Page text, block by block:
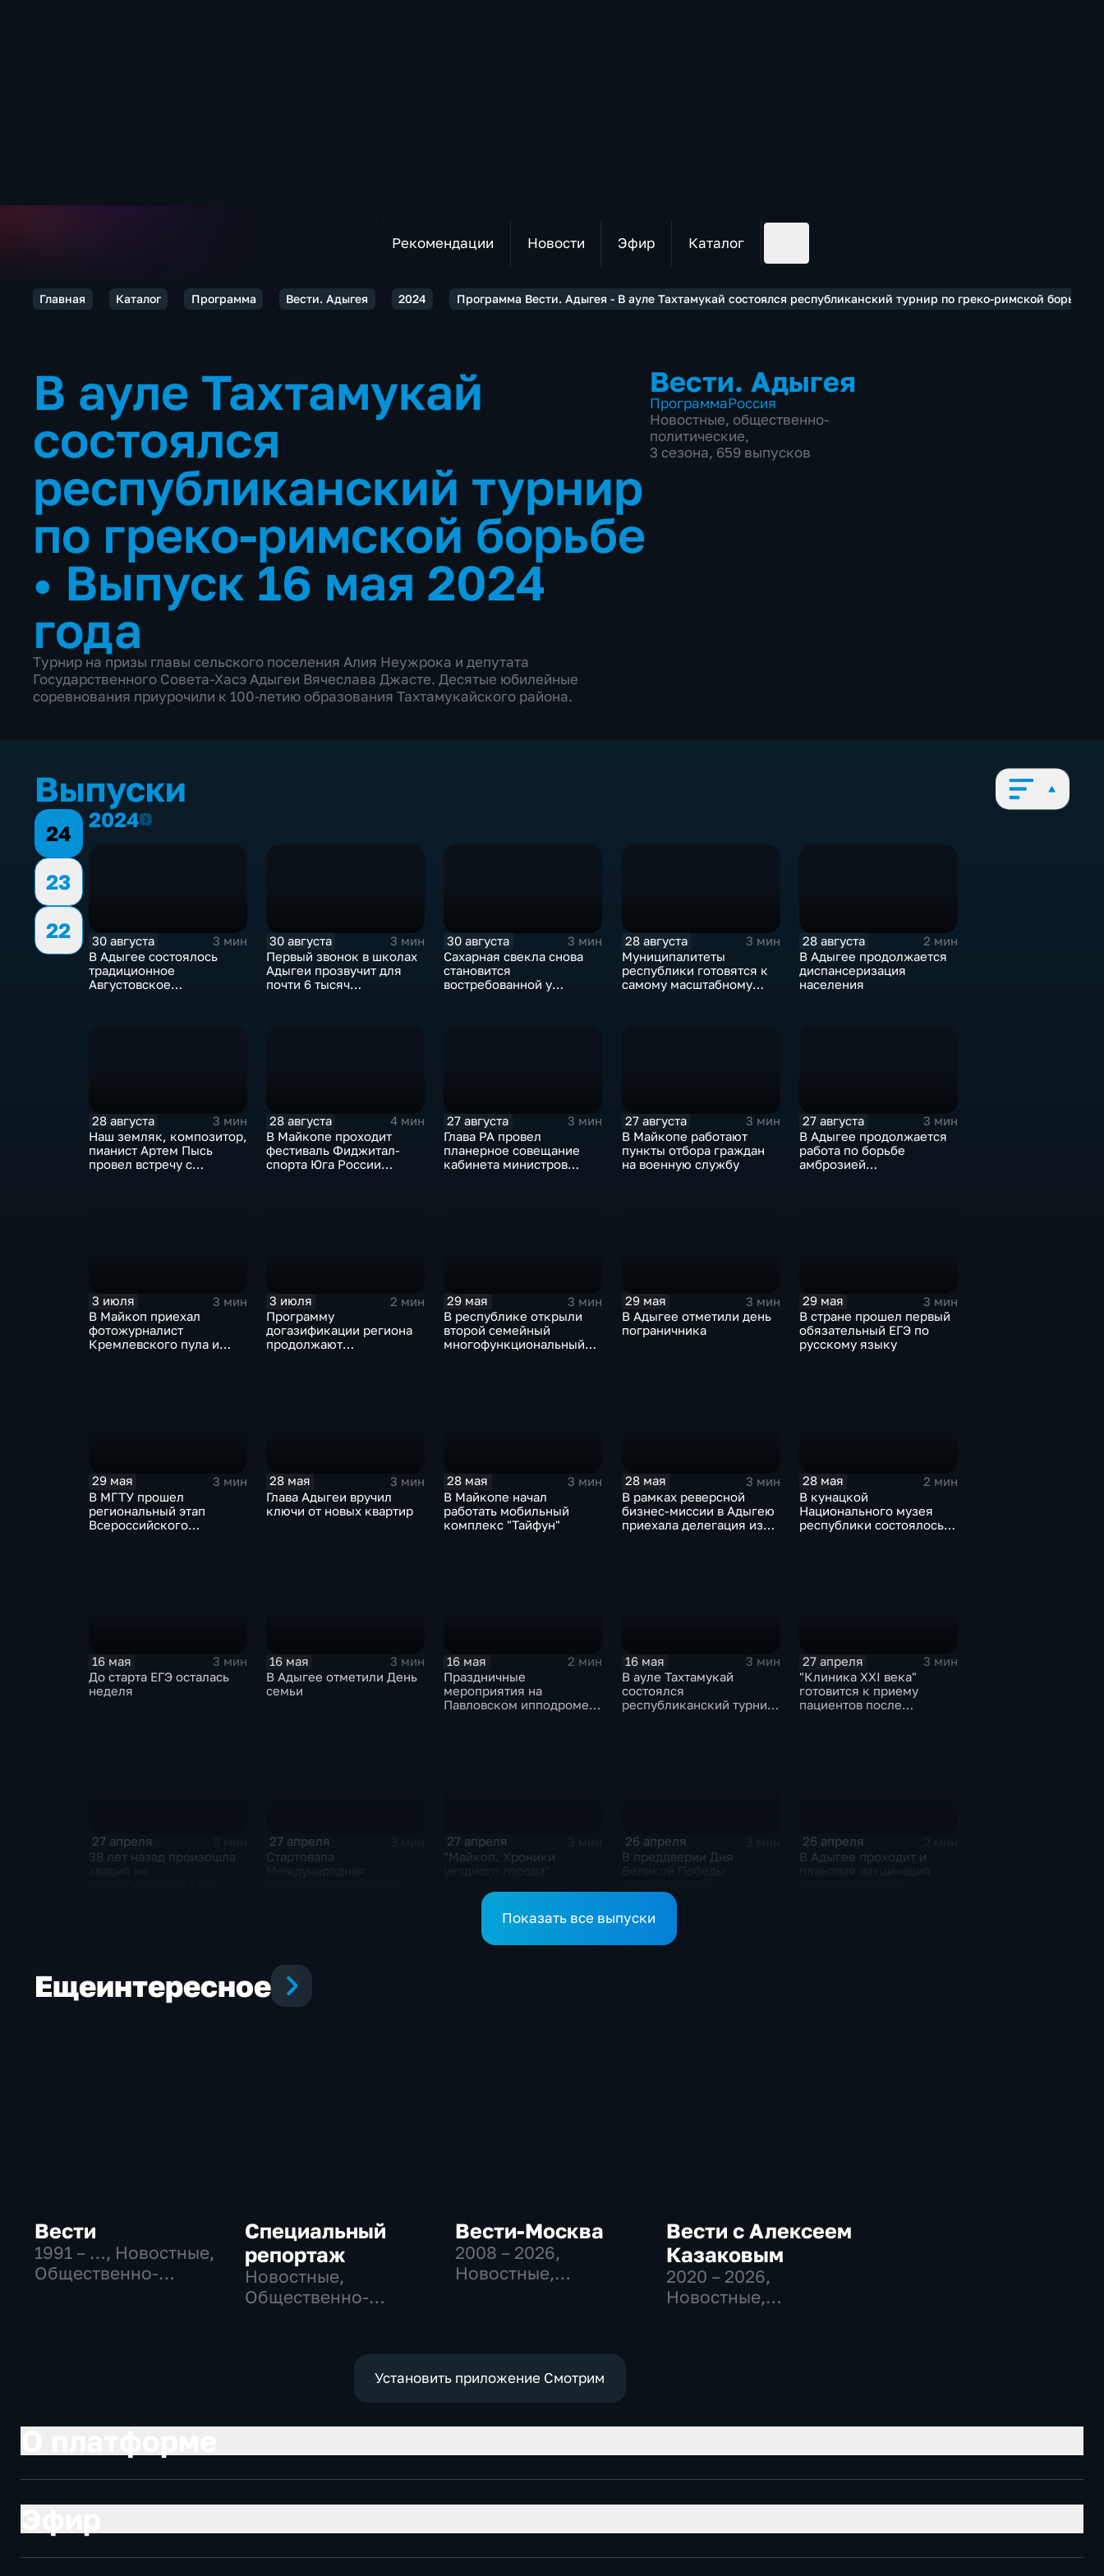
Рекомендации Новости Эфир Каталог
Главная Каталог Программа Вести. Адыгея 2024 Программа Вести. Адыгея - В ауле Тахтамукай состоялся республиканский турнир по греко-римской борьбе
В ауле Тахтамукай
состоялся
республиканский турнир
по греко-римской борьбе
• Выпуск 16 мая 2024
года
Турнир на призы главы сельского поселения Алия Неужрока и депутата
Государственного Совета-Хасэ Адыгеи Вячеслава Джасте. Десятые юбилейные
соревнования приурочили к 100-летию образования Тахтамукайского района.
Вести. Адыгея
ПрограммаРоссия
Новостные, общественно-
политические,
3 сезона, 659 выпусков
Выпуски
24
23
22
20242024
30 августа
3 мин
В Адыгее состоялось
традиционное
Августовское
30 августа
3 мин
Первый звонок в школах
Адыгеи прозвучит для
почти 6 тысяч
30 августа
3 мин
Сахарная свекла снова
становится
востребованной у
28 августа
3 мин
Муниципалитеты
республики готовятся к
самому масштабному
28 августа
2 мин
В Адыгее продолжается
диспансеризация
населения
28 августа
3 мин
Наш земляк, композитор,
пианист Артем Пысь
провел встречу с
28 августа
4 мин
В Майкопе проходит
фестиваль Фиджитал-
спорта Юга России
27 августа
3 мин
Глава РА провел
планерное совещание
кабинета министров
27 августа
3 мин
В Майкопе работают
пункты отбора граждан
на военную службу
27 августа
3 мин
В Адыгее продолжается
работа по борьбе
амброзией
3 июля
3 мин
В Майкоп приехал
фотожурналист
Кремлевского пула и
3 июля
2 мин
Программу
догазификации региона
продолжают
29 мая
3 мин
В республике открыли
второй семейный
многофункциональный
29 мая
3 мин
В Адыгее отметили день
пограничника
29 мая
3 мин
В стране прошел первый
обязательный ЕГЭ по
русскому языку
29 мая
3 мин
В МГТУ прошел
региональный этап
Всероссийского
28 мая
3 мин
Глава Адыгеи вручил
ключи от новых квартир
28 мая
3 мин
В Майкопе начал
работать мобильный
комплекс "Тайфун"
28 мая
3 мин
В рамках реверсной
бизнес-миссии в Адыгею
приехала делегация из
28 мая
2 мин
В кунацкой
Национального музея
республики состоялось
16 мая
3 мин
До старта ЕГЭ осталась
неделя
16 мая
3 мин
В Адыгее отметили День
семьи
16 мая
2 мин
Праздничные
мероприятия на
Павловском ипподроме
16 мая
3 мин
В ауле Тахтамукай
состоялся
республиканский турнир
27 апреля
3 мин
"Клиника XXI века"
готовится к приему
пациентов после
27 апреля
38 лет назад произошла
27 апреля
Стартовала
27 апреля
"Майкоп. Хроники
26 апреля
В преддверии Дня
горадминистрации
поздравляют ветеранов
26 апреля
В Адыгее проходит и
Показать все выпуски
Ещеинтересное
Вести
1991 – …, Новостные,
Общественно-
Специальный
репортаж
Новостные,
Общественно-
Вести-Москва
2008 – 2026,
Новостные,
Вести с Алексеем
Казаковым
2020 – 2026,
Новостные,
Установить приложение Смотрим